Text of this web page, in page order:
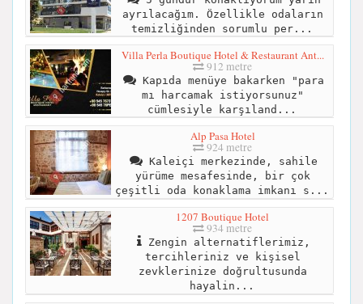
ayrılacağım. Özellikle odaların
temizliğinden sorumlu per...
Villa Perla Boutique Hotel & Restaurant Ant...
912 metre
Kapıda menüye bakarken "para
mı harcamak istiyorsunuz"
cümlesiyle karşıland...
Alp Pasa Hotel
924 metre
Kaleiçi merkezinde, sahile
yürüme mesafesinde, bir çok
çeşitli oda konaklama imkanı s...
1207 Boutique Hotel
934 metre
Zengin alternatiflerimiz,
tercihleriniz ve kişisel
zevklerinize doğrultusunda
hayalin...